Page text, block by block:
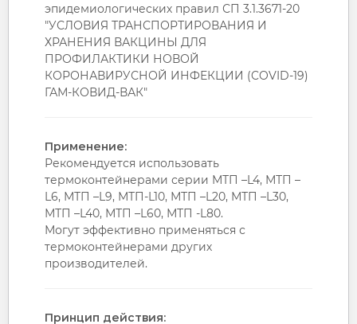
эпидемиологических правил СП 3.1.3671-20
"УСЛОВИЯ ТРАНСПОРТИРОВАНИЯ И
ХРАНЕНИЯ ВАКЦИНЫ ДЛЯ
ПРОФИЛАКТИКИ НОВОЙ
КОРОНАВИРУСНОЙ ИНФЕКЦИИ (COVID-19)
ГАМ-КОВИД-ВАК"
Применение:
Рекомендуется использовать
термоконтейнерами серии МТП –L4, МТП –
L6, МТП –L9, МТП-L10, МТП –L20, МТП –L30,
МТП –L40, МТП –L60, МТП -L80.
Могут эффективно применяться с
термоконтейнерами других
производителей.
Принцип действия: